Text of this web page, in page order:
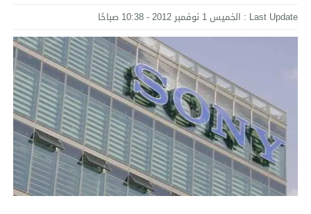
Last Update : الخميس 1 نوفمبر 2012 - 10:38 صباحًا